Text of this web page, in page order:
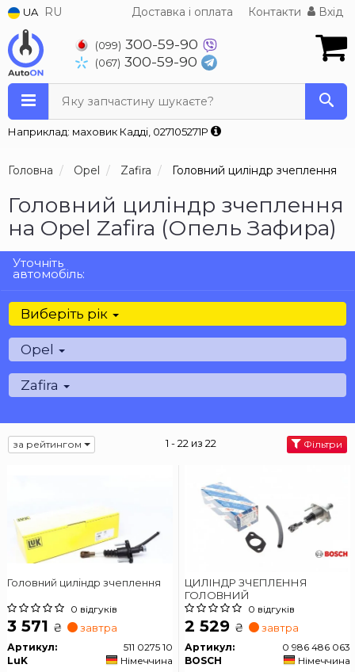
UA RU Доставка і оплата Контакти Вхід
(099) 300-59-90
(067) 300-59-90
Яку запчастину шукаєте?
Наприклад: маховик Кадді, 027105271P
Головна Opel Zafira Головний циліндр зчеплення
Головний циліндр зчеплення
на Opel Zafira (Опель Зафира)
Уточніть
автомобіль:
Виберіть рік
Opel
Zafira
за рейтингом 1 - 22 из 22 Фільтри
Головний циліндр зчеплення
0 відгуків
3 571 ₴ завтра
Артикул:
511 0275 10
LuK
Німеччина
ЦИЛІНДР ЗЧЕПЛЕННЯ
ГОЛОВНИЙ
0 відгуків
2 529 ₴ завтра
Артикул:
0 986 486 063
BOSCH
Німеччина